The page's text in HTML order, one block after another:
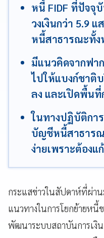
หนี้ FIDF ที่ปัจจุ
วงเงินกว่า 5.9
หนี้สาธารณะทั้ง
มีแนวคิดจากฟา
ไปให้แบงก์ชาติ
ลง และเปิดพื้นที่
ในทางปฏิบัติกา
บัญชีหนี้สาธารณ
ง่ายเพราะต้อง
กระแสข่าวในสัปดาห์ที่ผ่า
แนวทางในการโยกย้ายห
พัฒนาระบบสถาบันการเงิ